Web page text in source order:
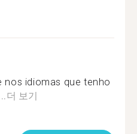
nos idiomas que tenho
더 보기